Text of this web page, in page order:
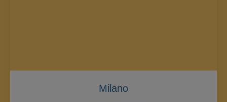
Milano